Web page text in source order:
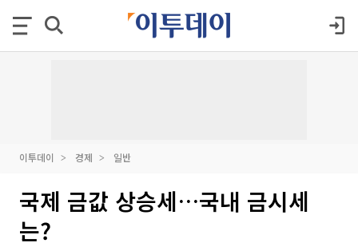
이투데이 경제 일반
국제 금값 상승세…국내 금시세
는?